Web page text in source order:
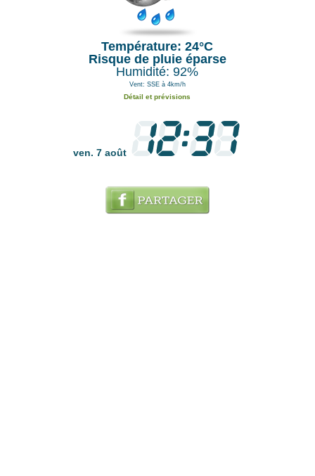
Température: 24°C
Risque de pluie éparse
Humidité: 92%
Vent: SSE à 4km/h
Détail et prévisions
ven. 7 août